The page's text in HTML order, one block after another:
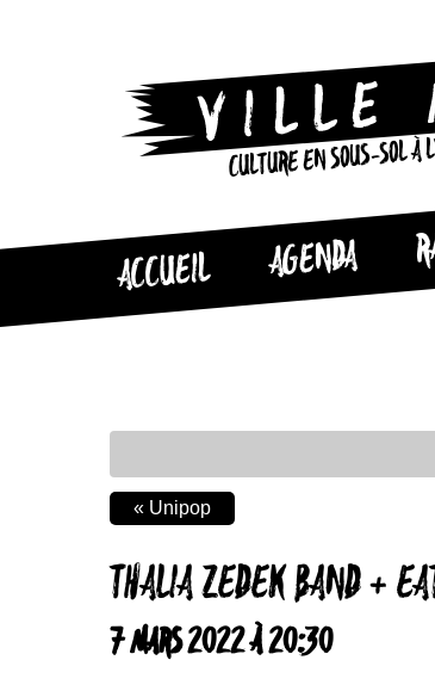
CULTURE EN SOUS-SOL
ACCUEIL AGENDA
THALIA ZEDEK BAND +
7 MARS 2022 À 20:30
« Unipop